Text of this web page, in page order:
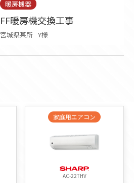
暖房機器
FF暖房機交換工事
宮城県某所 Y様
家庭用エアコン
AC-22THV